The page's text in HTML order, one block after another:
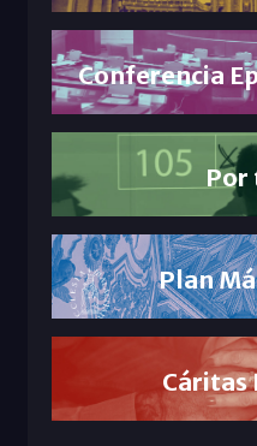
Conferencia
Por
Plan
Cáritas